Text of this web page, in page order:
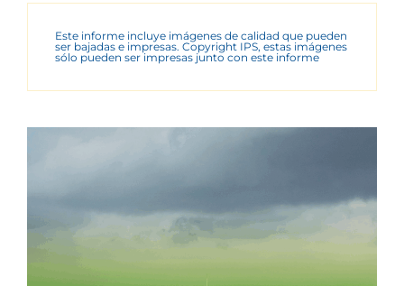
Este informe incluye imágenes de calidad que pueden
ser bajadas e impresas. Copyright IPS, estas imágenes
sólo pueden ser impresas junto con este informe